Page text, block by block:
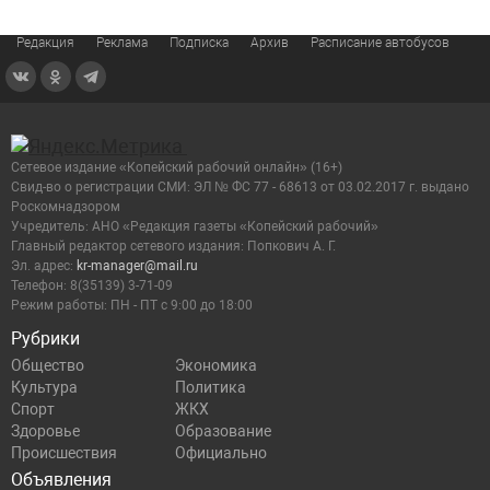
Редакция Реклама Подписка Архив Расписание автобусов
Рубрики
Общество
Экономика
Культура
Политика
Спорт
ЖКХ
Здоровье
Образование
Происшествия
Официально
Объявления
Сетевое издание «Копейский рабочий онлайн» (16+)
Cвид-во о регистрации СМИ: ЭЛ № ФС 77 - 68613 от 03.02.2017 г. выдано
Роскомнадзором
Учредитель: АНО «Редакция газеты «Копейский рабочий»
Главный редактор сетевого издания: Попкович А. Г.
Эл. адрес: kr-manager@mail.ru
Телефон: 8(35139) 3-71-09
Режим работы: ПН - ПТ с 9:00 до 18:00